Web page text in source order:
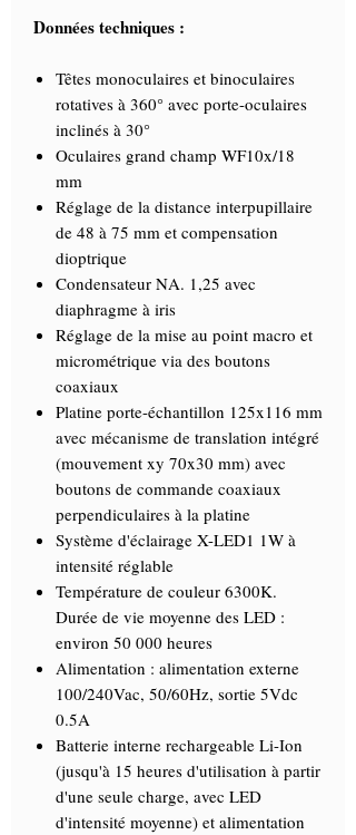
Données techniques :
Têtes monoculaires et binoculaires
rotatives à 360° avec porte-oculaires
inclinés à 30°
Oculaires grand champ WF10x/18
mm
Réglage de la distance interpupillaire
de 48 à 75 mm et compensation
dioptrique
Condensateur NA. 1,25 avec
diaphragme à iris
Réglage de la mise au point macro et
micrométrique via des boutons
coaxiaux
Platine porte-échantillon 125x116 mm
avec mécanisme de translation intégré
(mouvement xy 70x30 mm) avec
boutons de commande coaxiaux
perpendiculaires à la platine
Système d'éclairage X-LED1 1W à
intensité réglable
Température de couleur 6300K.
Durée de vie moyenne des LED :
environ 50 000 heures
Alimentation : alimentation externe
100/240Vac, 50/60Hz, sortie 5Vdc
0.5A
Batterie interne rechargeable Li-Ion
(jusqu'à 15 heures d'utilisation à partir
d'une seule charge, avec LED
d'intensité moyenne) et alimentation